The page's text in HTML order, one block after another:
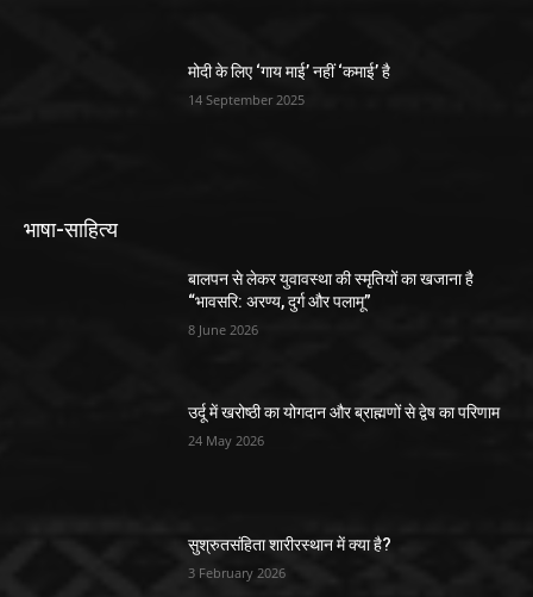
मोदी के लिए ‘गाय माई’ नहीं ‘कमाई’ है
14 September 2025
भाषा-साहित्य
बालपन से लेकर युवावस्था की स्मृतियों का खजाना है
“भावसरि: अरण्य, दुर्ग और पलामू”
8 June 2026
उर्दू में खरोष्ठी का योगदान और ब्राह्मणों से द्वेष का परिणाम
24 May 2026
सुश्रुतसंहिता शारीरस्थान में क्या है?
3 February 2026